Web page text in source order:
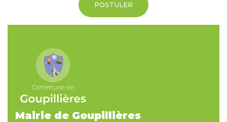
POSTULER
Mairie de Goupillières